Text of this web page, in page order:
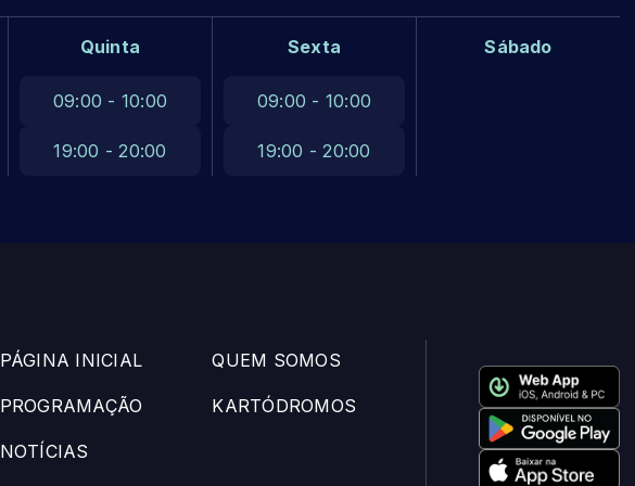
Quinta
09:00 - 10:00
19:00 - 20:00
Sexta
09:00 - 10:00
19:00 - 20:00
Sábado
PÁGINA INICIAL
PROGRAMAÇÃO
NOTÍCIAS
QUEM SOMOS
KARTÓDROMOS